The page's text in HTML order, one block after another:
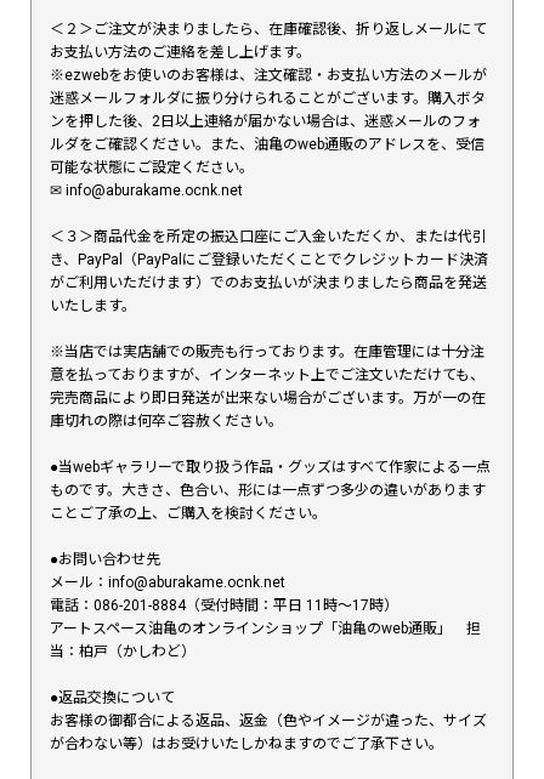
＜２＞ご注文が決まりましたら、在庫確認後、折り返しメールにて
お支払い方法のご連絡を差し上げます。
※ezwebをお使いのお客様は、注文確認・お支払い方法のメールが
迷惑メールフォルダに振り分けられることがございます。購入ボタ
ンを押した後、2日以上連絡が届かない場合は、迷惑メールのフォ
ルダをご確認ください。また、油亀のweb通販のアドレスを、受信
可能な状態にご設定ください。
✉︎ info@aburakame.ocnk.net
＜３＞商品代金を所定の振込口座にご入金いただくか、または代引
き、PayPal（PayPalにご登録いただくことでクレジットカード決済
がご利用いただけます）でのお支払いが決まりましたら商品を発送
いたします。
※当店では実店舗での販売も行っております。在庫管理には十分注
意を払っておりますが、インターネット上でご注文いただけても、
完売商品により即日発送が出来ない場合がございます。万が一の在
庫切れの際は何卒ご容赦ください。
●当webギャラリーで取り扱う作品・グッズはすべて作家による一点
ものです。大きさ、色合い、形には一点ずつ多少の違いがあります
ことご了承の上、ご購入を検討ください。
●お問い合わせ先
メール：info@aburakame.ocnk.net
電話：086-201-8884（受付時間：平日 11時〜17時）
アートスペース油亀のオンラインショップ「油亀のweb通販」 担
当：柏戸（かしわど）
●返品交換について
お客様の御都合による返品、返金（色やイメージが違った、サイズ
が合わない等）はお受けいたしかねますのでご了承下さい。